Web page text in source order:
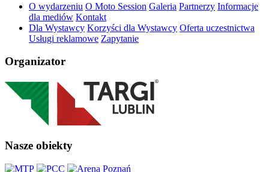
O wydarzeniu O Moto Session Galeria Partnerzy Informacje
dla mediów Kontakt
Dla Wystawcy Korzyści dla Wystawcy Oferta uczestnictwa
Usługi reklamowe Zapytanie
Organizator
Nasze obiekty